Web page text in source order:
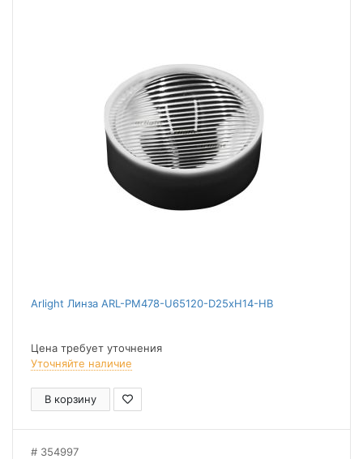
Arlight Линза ARL-PM478-U65120-D25xH14-HB
Цена требует уточнения
Уточняйте наличие
В корзину
354997